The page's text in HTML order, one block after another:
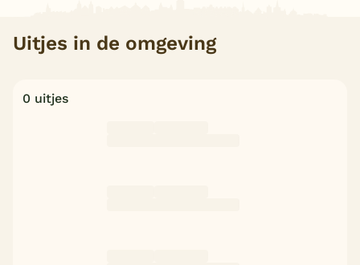
Uitjes in de omgeving
0 uitjes